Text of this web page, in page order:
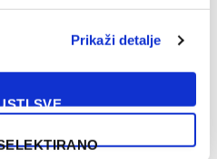
Prikaži detalje
SVE